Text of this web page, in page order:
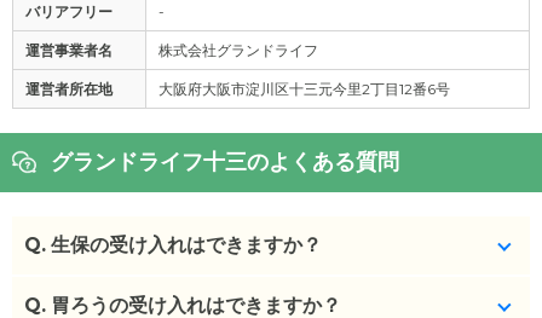
バリアフリー -
運営事業者名 株式会社グランドライフ
運営者所在地 大阪府大阪市淀川区十三元今里2丁目12番6号
グランドライフ十三のよくある質問
Q. 生保の受け入れはできますか？
はい、可能です。
Q. 胃ろうの受け入れはできますか？